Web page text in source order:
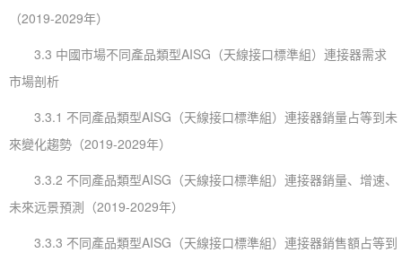
（2019-2029年）
3.3 中國市場不同產品類型AISG（天線接口標準組）連接器需求
市場剖析
3.3.1 不同產品類型AISG（天線接口標準組）連接器銷量占等到未
來變化趨勢（2019-2029年）
3.3.2 不同產品類型AISG（天線接口標準組）連接器銷量、增速、
未來远景預測（2019-2029年）
3.3.3 不同產品類型AISG（天線接口標準組）連接器銷售額占等到